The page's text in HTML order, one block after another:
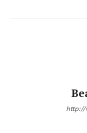
http://